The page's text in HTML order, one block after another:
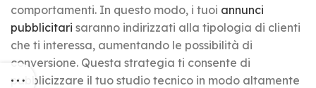
comportamenti. In questo modo, i tuoi annunci
pubblicitari saranno indirizzati alla tipologia di clienti
che ti interessa, aumentando le possibilità di
conversione. Questa strategia ti consente di
pubblicizzare il tuo studio tecnico in modo altamente